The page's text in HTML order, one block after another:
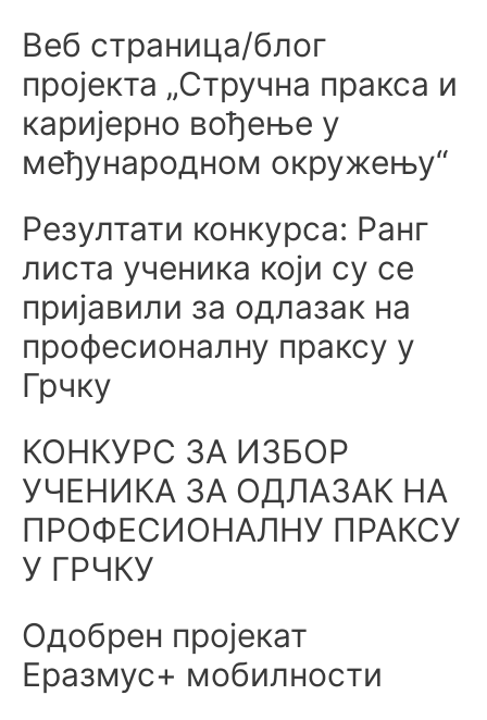
Веб страница/блог
пројекта „Стручна пракса и
каријерно вођење у
међународном окружењу“
Резултати конкурса: Ранг
листа ученика који су се
пријавили за одлазак на
професионалну праксу у
Грчку
КОНКУРС ЗА ИЗБОР
УЧЕНИКА ЗА ОДЛАЗАК НА
ПРОФЕСИОНАЛНУ ПРАКСУ
У ГРЧКУ
Одобрен пројекат
Еразмус+ мобилности